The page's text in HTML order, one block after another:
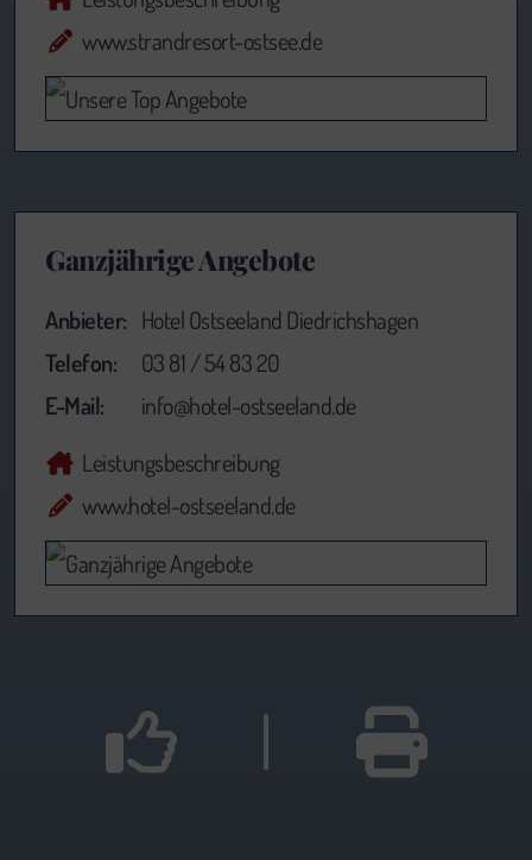
www.strandresort-ostsee.de
Ganzjährige Angebote
Anbieter: Hotel Ostseeland Diedrichshagen
Telefon:
03 81 / 54 83 20
E-Mail:
info@hotel-ostseeland.de
Leistungsbeschreibung
www.hotel-ostseeland.de
|